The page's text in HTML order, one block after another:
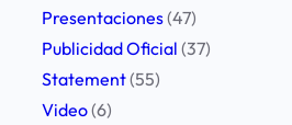
Presentaciones(47)
Publicidad Oficial (37)
Statement(55)
Video(6)